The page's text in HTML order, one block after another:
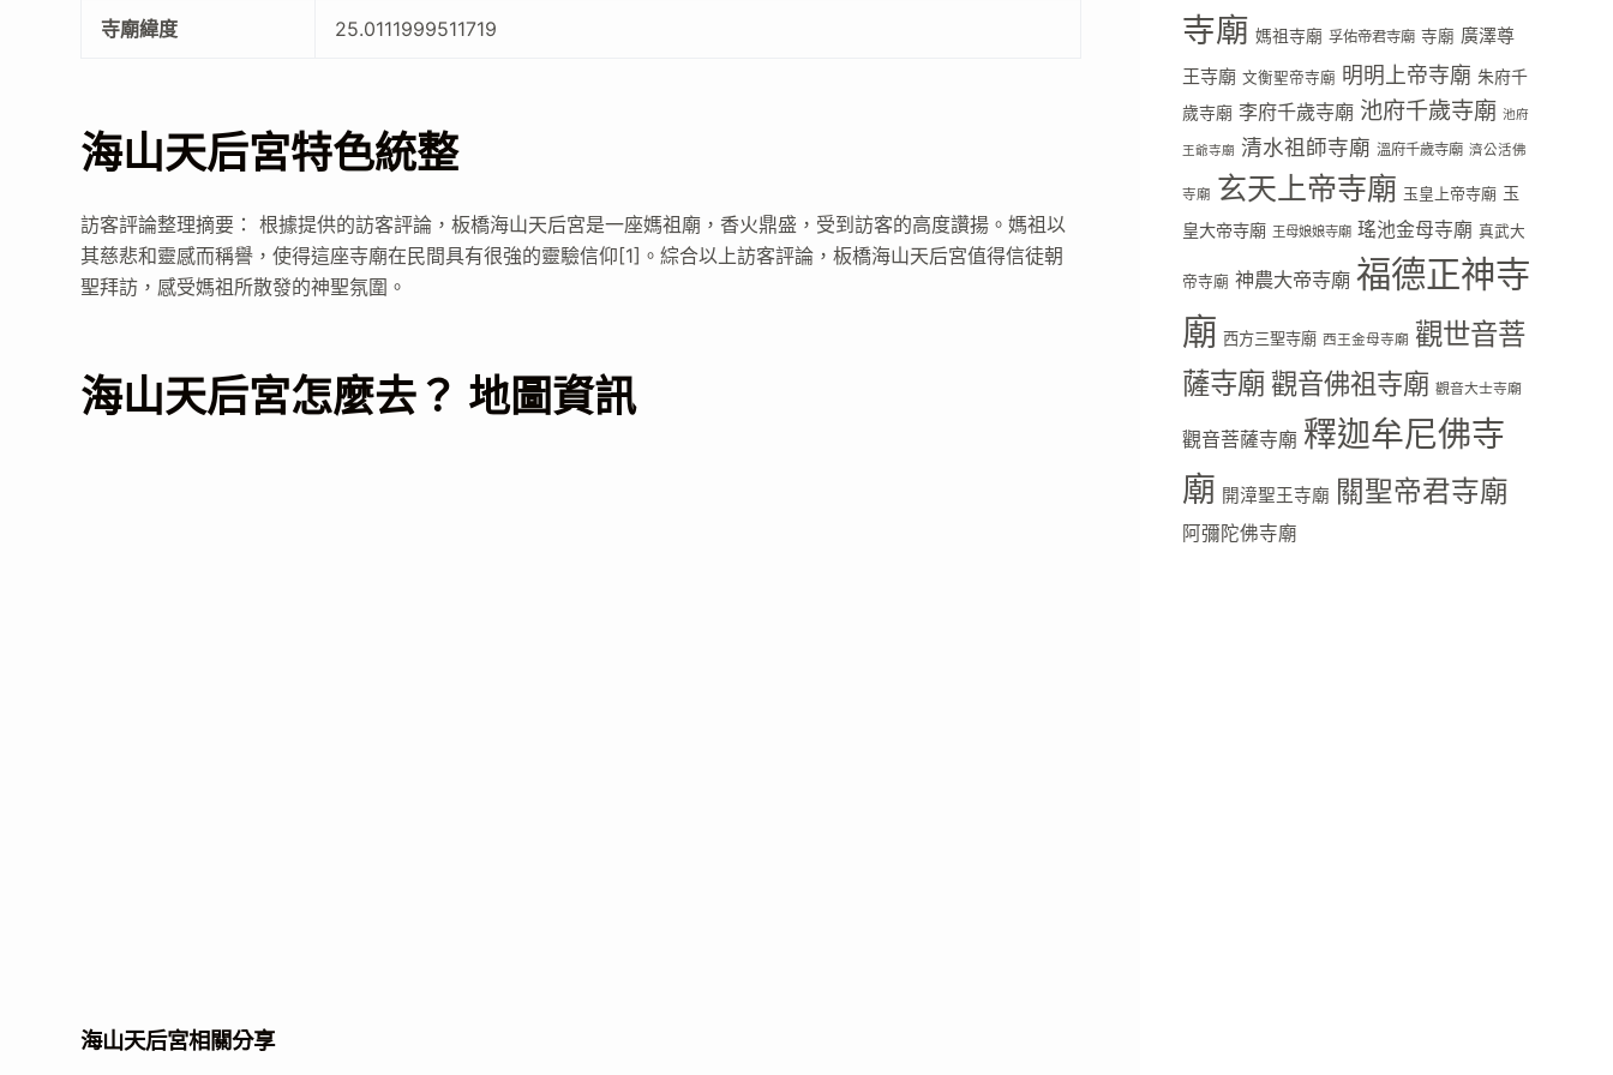
寺廟緯度 25.0111999511719
海山天后宮特色統整
訪客評論整理摘要： 根據提供的訪客評論，板橋海山天后宮是一座媽祖廟，香火鼎盛，受到訪客的高度讚揚。媽祖以
其慈悲和靈感而稱譽，使得這座寺廟在民間具有很強的靈驗信仰[1]。綜合以上訪客評論，板橋海山天后宮值得信徒朝
聖拜訪，感受媽祖所散發的神聖氛圍。
海山天后宮怎麼去？ 地圖資訊
海山天后宮相關分享
寺廟 媽祖寺廟 孚佑帝君寺廟 寺廟 廣澤尊
王寺廟 文衡聖帝寺廟 明明上帝寺廟 朱府千
歲寺廟 李府千歲寺廟 池府千歲寺廟 池府
王爺寺廟 清水祖師寺廟 溫府千歲寺廟 濟公活佛
寺廟 玄天上帝寺廟 玉皇上帝寺廟 玉
皇大帝寺廟 王母娘娘寺廟 瑤池金母寺廟 真武大
帝寺廟 神農大帝寺廟 福德正神寺
廟 西方三聖寺廟 西王金母寺廟 觀世音菩
薩寺廟觀音佛祖寺廟 觀音大士寺廟
觀音菩薩寺廟 釋迦牟尼佛寺
廟 開漳聖王寺廟 關聖帝君寺廟
阿彌陀佛寺廟